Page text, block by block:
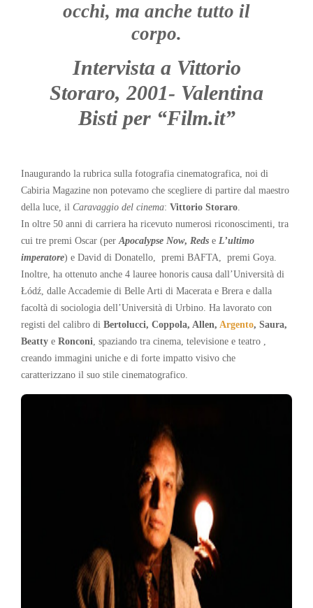
occhi, ma anche tutto il
corpo.
Intervista a Vittorio
Storaro, 2001- Valentina
Bisti per “Film.it”
Inaugurando la rubrica sulla fotografia cinematografica, noi di
Cabiria Magazine non potevamo che scegliere di partire dal maestro
della luce, il Caravaggio del cinema: Vittorio Storaro.
In oltre 50 anni di carriera ha ricevuto numerosi riconoscimenti, tra
cui tre premi Oscar (perApocalypse Now, Reds e L’ultimo
imperatore) e David di Donatello, premi BAFTA, premi Goya.
Inoltre, ha ottenuto anche 4 lauree honoris causa dall’Università di
Łódź, dalle Accademie di Belle Arti di Macerata e Brera e dalla
facoltà di sociologia dell’Università di Urbino. Ha lavorato con
registi del calibro di Bertolucci, Coppola, Allen, Argento, Saura,
Beatty e Ronconi, spaziando tra cinema, televisione e teatro ,
creando immagini uniche e di forte impatto visivo che
caratterizzano il suo stile cinematografico.